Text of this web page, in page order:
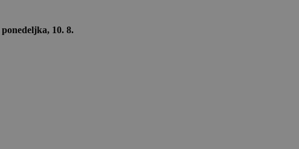
ponedeljka, 10. 8.